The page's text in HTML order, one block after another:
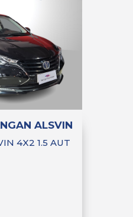
ALSVIN
4X2 1.5 AUT